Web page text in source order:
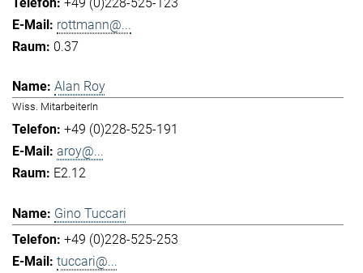
rottmann@...
0.37
Alan Roy
Wiss. MitarbeiterIn
+49 (0)228-525-191
aroy@...
E2.12
Gino Tuccari
+49 (0)228-525-253
tuccari@...